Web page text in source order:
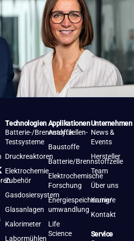
Technologien
Batterie-/Brennstoffzellen-
Testsysteme
Druckreaktoren
Elektrochemie
Zubehör
Gasdosiersystem
Glasanlagen
Kalorimeter
Labormühlen
Applikationen
Analytik
Baustoffe
Batterie/Brennstoffzelle
Elektrochemische
Forschung
Energiespeicherung/-
umwandlung
Life
Science
Unternehmen
News &
Events
Hersteller
Team
Über uns
Karriere
Kontakt
Service